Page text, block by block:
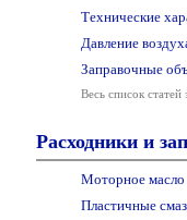
Технические
Давление
Заправочные
Весь список статей
Расходники и
Моторное масло
Пластичные